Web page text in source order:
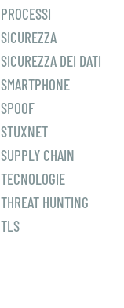
PROCESSI
SICUREZZA
SICUREZZA DEI DATI
SMARTPHONE
SPOOF
STUXNET
SUPPLY CHAIN
TECNOLOGIE
THREAT HUNTING
TLS